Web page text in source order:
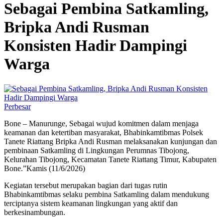
Sebagai Pembina Satkamling,
Bripka Andi Rusman
Konsisten Hadir Dampingi
Warga
Perbesar
Bone – Manurunge, Sebagai wujud komitmen dalam menjaga
keamanan dan ketertiban masyarakat, Bhabinkamtibmas Polsek
Tanete Riattang Bripka Andi Rusman melaksanakan kunjungan dan
pembinaan Satkamling di Lingkungan Perumnas Tibojong,
Kelurahan Tibojong, Kecamatan Tanete Riattang Timur, Kabupaten
Bone.”Kamis (11/6/2026)
Kegiatan tersebut merupakan bagian dari tugas rutin
Bhabinkamtibmas selaku pembina Satkamling dalam mendukung
terciptanya sistem keamanan lingkungan yang aktif dan
berkesinambungan.